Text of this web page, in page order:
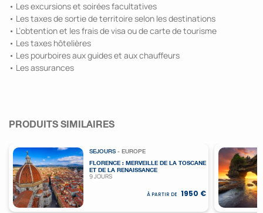
• Les excursions et soirées facultatives
• Les taxes de sortie de territoire selon les destinations
• L’obtention et les frais de visa ou de carte de tourisme
• Les taxes hôtelières
• Les pourboires aux guides et aux chauffeurs
• Les assurances
PRODUITS SIMILAIRES
SEJOURS - EUROPE
FLORENCE : MERVEILLE DE LA TOSCANE
ET DE LA RENAISSANCE
9 JOURS
À PARTIR DE 1950 €